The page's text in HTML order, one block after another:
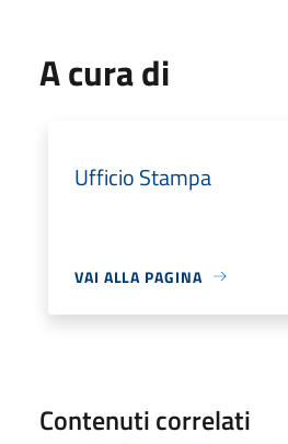
A cura di
Ufficio Stampa
VAI ALLA PAGINA
Contenuti correlati